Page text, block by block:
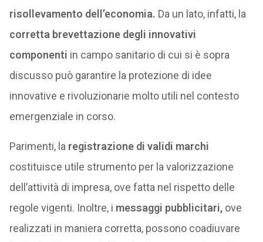
risollevamento dell’economia. Da un lato, infatti, la
corretta brevettazione degli innovativi
componenti in campo sanitario di cui si è sopra
discusso può garantire la protezione di idee
innovative e rivoluzionarie molto utili nel contesto
emergenziale in corso.
Parimenti, la registrazione di validi marchi
costituisce utile strumento per la valorizzazione
dell’attività di impresa, ove fatta nel rispetto delle
regole vigenti. Inoltre, i messaggi pubblicitari,ove
realizzati in maniera corretta, possono coadiuvare